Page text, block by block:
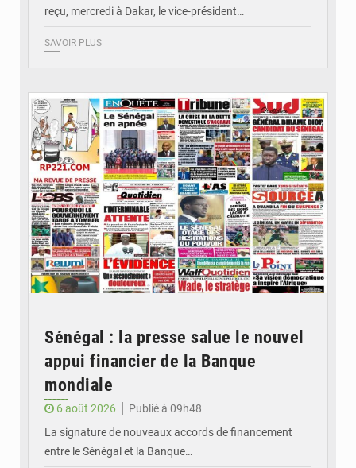
reçu, mercredi à Dakar, le vice-président…
SAVOIR PLUS
Sénégal : la presse salue le nouvel
appui financier de la Banque
mondiale
6 août 2026
Publié à 09h48
La signature de nouveaux accords de financement
entre le Sénégal et la Banque…